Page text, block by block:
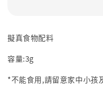
擬真食物配料
容量:3g
*不能食用,請留意家中小孩